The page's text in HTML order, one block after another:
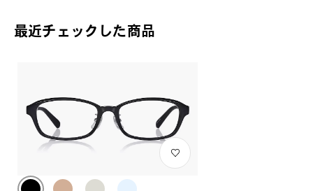
最近チェックした商品